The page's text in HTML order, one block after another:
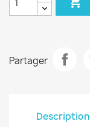
Partager
Description